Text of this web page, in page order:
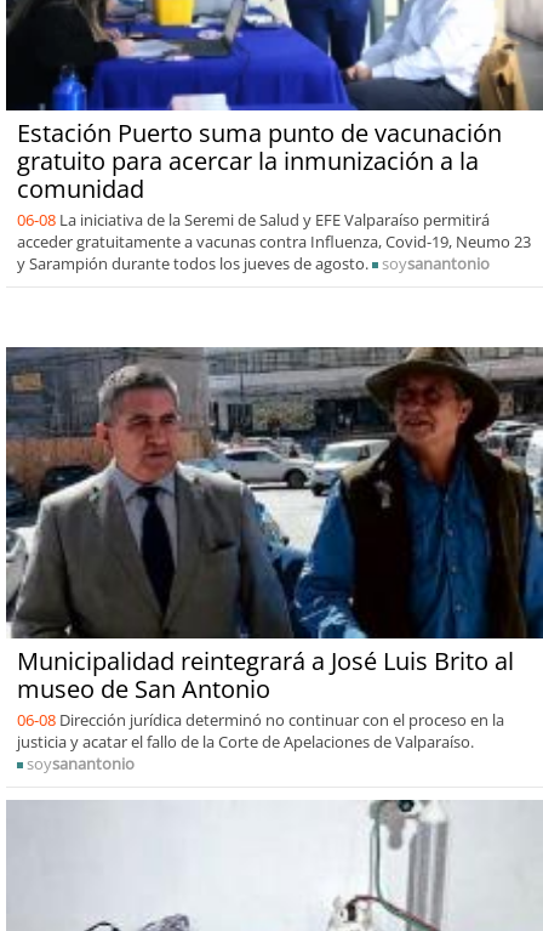
Estación Puerto suma punto de vacunación
gratuito para acercar la inmunización a la
comunidad
06-08 La iniciativa de la Seremi de Salud y EFE Valparaíso permitirá
acceder gratuitamente a vacunas contra Influenza, Covid-19, Neumo 23
y Sarampión durante todos los jueves de agosto.
soysanantonio
Municipalidad reintegrará a José Luis Brito al
museo de San Antonio
06-08 Dirección jurídica determinó no continuar con el proceso en la
justicia y acatar el fallo de la Corte de Apelaciones de Valparaíso.
soysanantonio